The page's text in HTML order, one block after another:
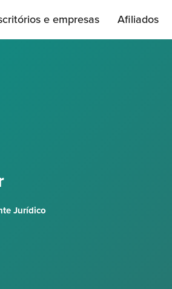
e empresas Afiliados
Jurídico